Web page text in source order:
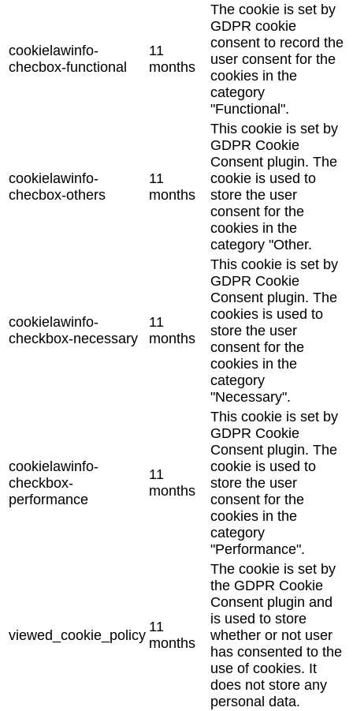
cookielawinfo-
checbox-functional
11
months
The cookie is set by
GDPR cookie
consent to record the
user consent for the
cookies in the
category
"Functional".
cookielawinfo-
checbox-others
11
months
This cookie is set by
GDPR Cookie
Consent plugin. The
cookie is used to
store the user
consent for the
cookies in the
category "Other.
cookielawinfo-
checkbox-necessary
11
months
This cookie is set by
GDPR Cookie
Consent plugin. The
cookies is used to
store the user
consent for the
cookies in the
category
"Necessary".
cookielawinfo-
checkbox-
performance
11
months
This cookie is set by
GDPR Cookie
Consent plugin. The
cookie is used to
store the user
consent for the
cookies in the
category
"Performance".
viewed_cookie_policy
11
months
The cookie is set by
the GDPR Cookie
Consent plugin and
is used to store
whether or not user
has consented to the
use of cookies. It
does not store any
personal data.